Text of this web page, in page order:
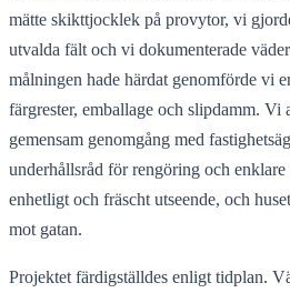
mätte skikttjocklek på provytor, vi
utvalda fält och vi dokumenterade
målningen hade härdat genomförde vi
färgrester, emballage och slipdamm. Vi
gemensam genomgång med
underhållsråd för rengöring och
enhetligt och fräscht utseende, och
mot gatan.
Projektet färdigställdes enligt tidplan.